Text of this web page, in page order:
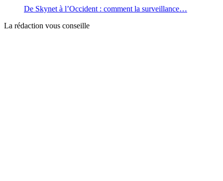
De Skynet à l’Occident : comment la surveillance…
La rédaction vous conseille